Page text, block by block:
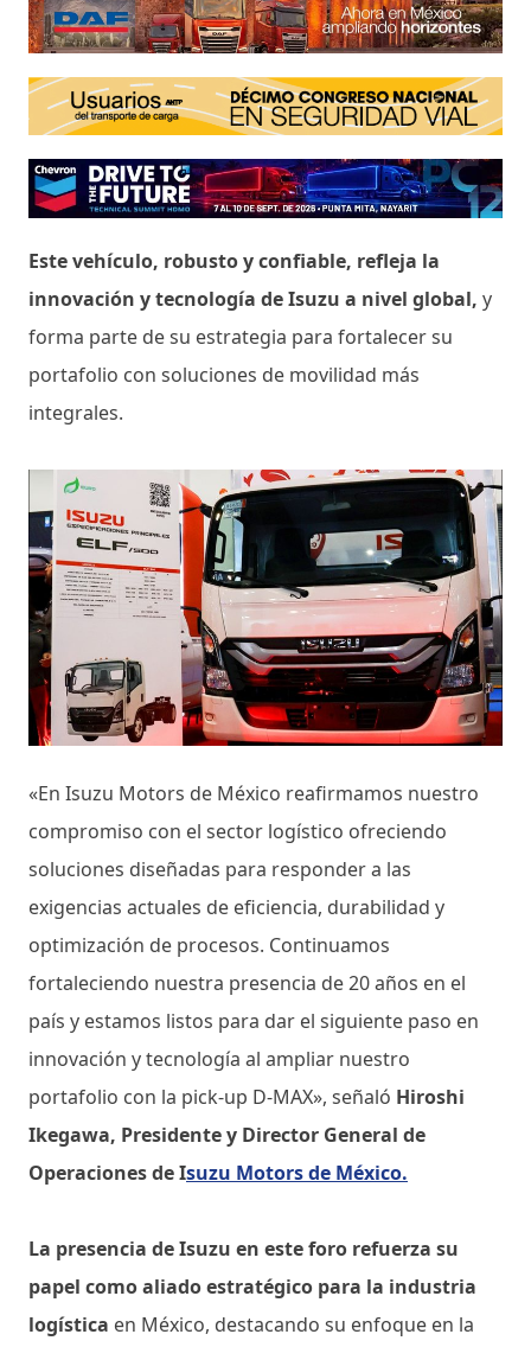
Este vehículo, robusto y confiable, refleja la
innovación y tecnología de Isuzu a nivel global, y
forma parte de su estrategia para fortalecer su
portafolio con soluciones de movilidad más
integrales.
«En Isuzu Motors de México reafirmamos nuestro
compromiso con el sector logístico ofreciendo
soluciones diseñadas para responder a las
exigencias actuales de eficiencia, durabilidad y
optimización de procesos. Continuamos
fortaleciendo nuestra presencia de 20 años en el
país y estamos listos para dar el siguiente paso en
innovación y tecnología al ampliar nuestro
portafolio con la pick-up D-MAX», señaló Hiroshi
Ikegawa, Presidente y Director General de
Operaciones de Isuzu Motors de México.
La presencia de Isuzu en este foro refuerza su
papel como aliado estratégico para la industria
logística en México, destacando su enfoque en la